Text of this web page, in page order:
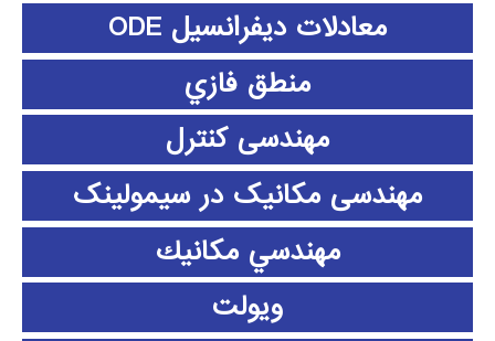
معادلات دیفرانسیل ODE
منطق فازي
مهندسی کنترل
مهندسی مکانیک در سیمولینک
مهندسي مكانيك
ویولت